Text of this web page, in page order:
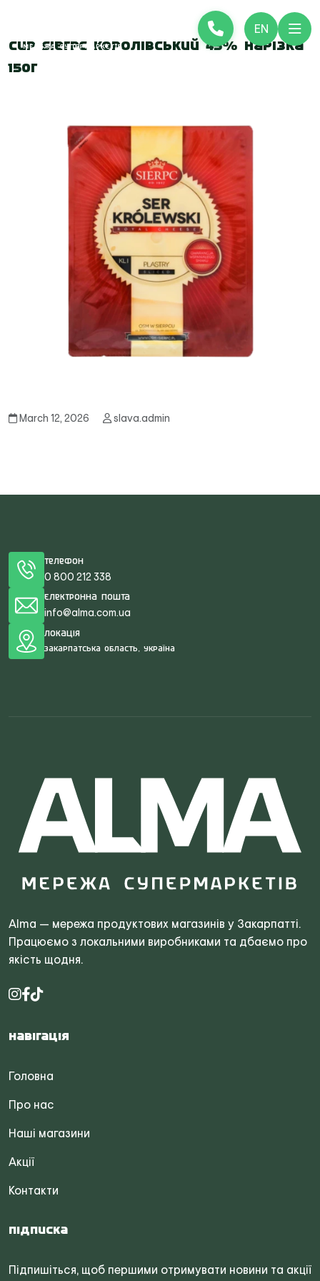
EN
Сир Sierpc Королівський 45% нарізка
150г
March 12, 2026 slava.admin
Телефон
0 800 212 338
Електронна пошта
info@alma.com.ua
Локація
Закарпатська область, Україна
Alma — мережа продуктових магазинів у Закарпатті.
Працюємо з локальними виробниками та дбаємо про
якість щодня.
Навігація
Головна
Про нас
Наші магазини
Акції
Контакти
Підписка
Підпишіться, щоб першими отримувати новини та акції